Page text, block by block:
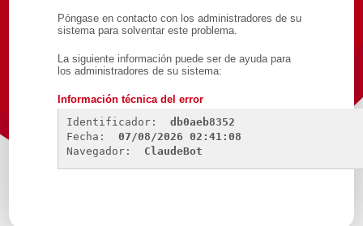
Póngase en contacto con los administradores de su
sistema para solventar este problema.
La siguiente información puede ser de ayuda para
los administradores de su sistema:
Información técnica del error
Identificador:
db0aeb8352
Fecha:
07/08/2026 02:41:08
Navegador:
ClaudeBot